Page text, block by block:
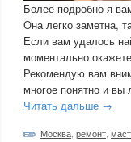
Более подробно я
Она легко заметна,
Если вам удалось
моментально
Рекомендую вам
многое понятно и вы
Читать дальше →
Москва ремонт